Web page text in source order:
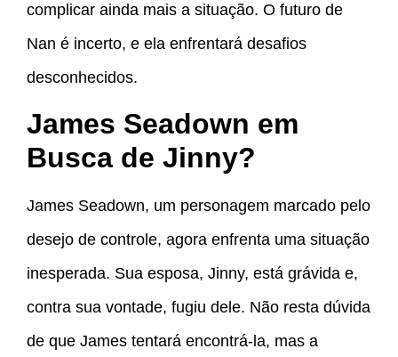
complicar ainda mais a situação. O futuro de
Nan é incerto, e ela enfrentará desafios
desconhecidos.
James Seadown em
Busca de Jinny?
James Seadown, um personagem marcado pelo
desejo de controle, agora enfrenta uma situação
inesperada. Sua esposa, Jinny, está grávida e,
contra sua vontade, fugiu dele. Não resta dúvida
de que James tentará encontrá-la, mas a